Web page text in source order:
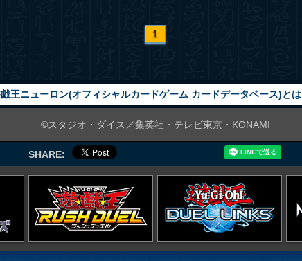
1
王ニューロン(オフィシャルカードゲーム カードデータベース)とは
©スタジオ・ダイス／集英社・テレビ東京・KONAMI
SHARE: